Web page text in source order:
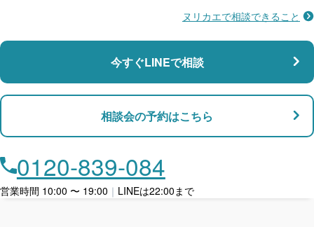
瑕疵保険
支払い対応
ローン利用
マンション・アパート対応
店舗・事務所対応
ヌリカエで相談できること
今すぐLINEで相談
相談会の予約はこちら
0120-839-084
営業時間 10:00 〜 19:00 ｜ LINEは22:00まで